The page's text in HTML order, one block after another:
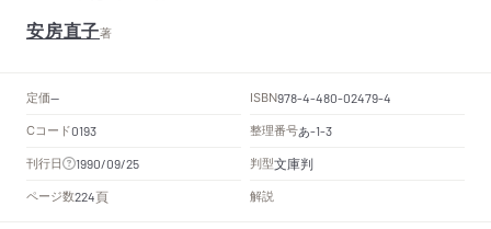
安房直子著
定価-- ISBN978-4-480-02479-4
Cコード0193 整理番号あ-1-3
刊行日 1990/09/25 判型文庫判
ページ数224頁 解説